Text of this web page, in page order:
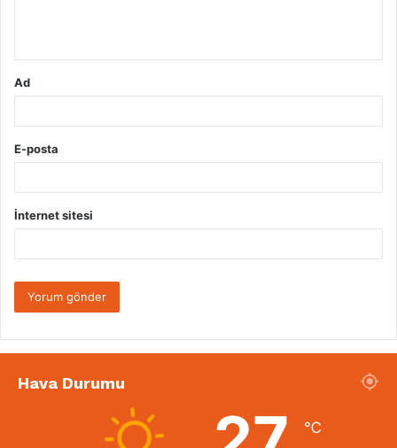
Ad
E-posta
İnternet sitesi
Hava Durumu
℃